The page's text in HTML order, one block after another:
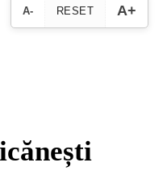
A- RESET A+